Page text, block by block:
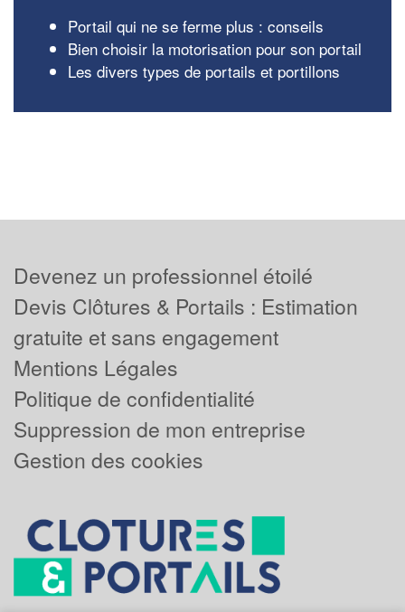
Portail qui ne se ferme plus : conseils
Bien choisir la motorisation pour son portail
Les divers types de portails et portillons
Devenez un professionnel étoilé
Devis Clôtures & Portails : Estimation
gratuite et sans engagement
Mentions Légales
Politique de confidentialité
Suppression de mon entreprise
Gestion des cookies